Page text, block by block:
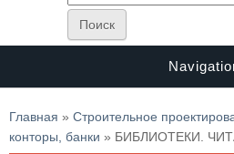
Вы здесь
Главная » Строительное
конторы, банки » БИБЛИОТЕКИ.